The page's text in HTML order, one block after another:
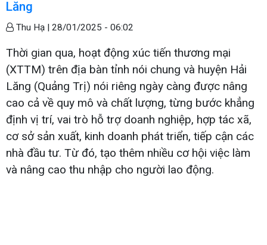
Lăng
Thu Hạ | 28/01/2025 - 06:02
Thời gian qua, hoạt động xúc tiến thương mại
(XTTM) trên địa bàn tỉnh nói chung và huyện Hải
Lăng (Quảng Trị) nói riêng ngày càng được nâng
cao cả về quy mô và chất lượng, từng bước khẳng
định vị trí, vai trò hỗ trợ doanh nghiệp, hợp tác xã,
cơ sở sản xuất, kinh doanh phát triển, tiếp cận các
nhà đầu tư. Từ đó, tạo thêm nhiều cơ hội việc làm
và nâng cao thu nhập cho người lao động.